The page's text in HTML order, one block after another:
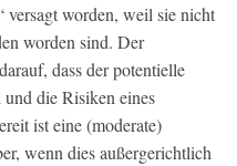
versagt worden, weil sie nicht
worden sind. Der
dass der potentielle
die Risiken eines
ist eine (moderate)
wenn dies außergerichtlich